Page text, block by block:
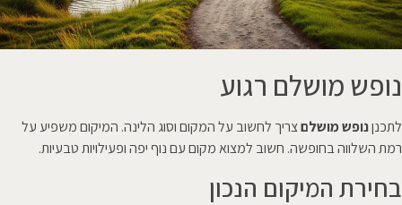
נופש מושלם רגוע
לתכנןנופש מושלםצריך לחשוב על המקום וסוג הלינה. המיקום משפיע על
רמת השלווה בחופשה. חשוב למצוא מקום עם נוף יפה ופעילויות טבעיות.
בחירת המיקום הנכון